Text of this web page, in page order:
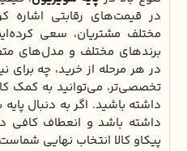
در قیمت‌های رقابتی اشاره
مختلف مشتریان، سعی
برندهای مختلف و مدل‌های
در هر مرحله از خرید، چه
تخصصی‌تر، می‌توانید به کمک
داشته باشید. اگر به دنبال
داشته باشد و انعطاف کافی
پیکاو کالا انتخاب نهایی